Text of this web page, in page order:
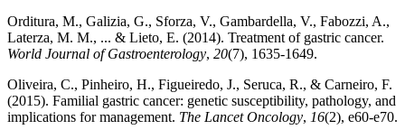
Orditura, M., Galizia, G., Sforza, V., Gambardella, V., Fabozzi, A.,
Laterza, M. M., ... & Lieto, E. (2014). Treatment of gastric cancer.
World Journal of Gastroenterology, 20(7), 1635-1649.
Oliveira, C., Pinheiro, H., Figueiredo, J., Seruca, R., & Carneiro, F.
(2015). Familial gastric cancer: genetic susceptibility, pathology, and
implications for management. The Lancet Oncology, 16(2), e60-e70.